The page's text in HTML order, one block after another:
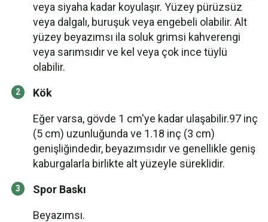
veya siyaha kadar koyulaşır. Yüzey pürüzsüz
veya dalgalı, buruşuk veya engebeli olabilir. Alt
yüzey beyazımsı ila soluk grimsi kahverengi
veya sarımsıdır ve kel veya çok ince tüylü
olabilir.
Kök
Eğer varsa, gövde 1 cm'ye kadar ulaşabilir.97 inç
(5 cm) uzunluğunda ve 1.18 inç (3 cm)
genişliğindedir, beyazımsıdır ve genellikle geniş
kaburgalarla birlikte alt yüzeyle süreklidir.
Spor Baskı
Beyazımsı.